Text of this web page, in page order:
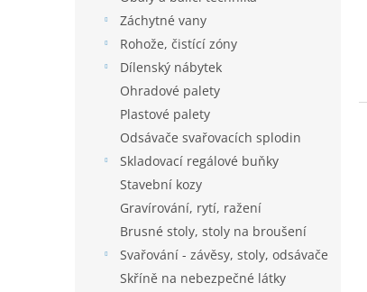
Záchytné vany
Rohože, čistící zóny
Dílenský nábytek
Ohradové palety
Plastové palety
Odsávače svařovacích splodin
Skladovací regálové buňky
Stavební kozy
Gravírování, rytí, ražení
Brusné stoly, stoly na broušení
Svařování - závěsy, stoly, odsávače
Skříně na nebezpečné látky